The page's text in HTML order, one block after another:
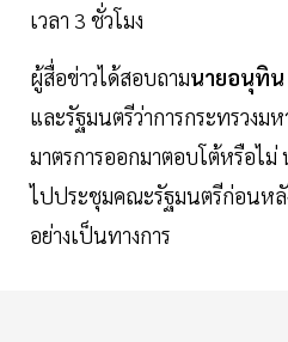
เวลา 3 ชั่วโมง
ผู้สื่อข่าวได้สอบถามนายอนุทิน
และรัฐมนตรีว่าการกระทรวงม
มาตรการออกมาตอบโต้หรือไม่
ไปประชุมคณะรัฐมนตรีก่อนหลั
อย่างเป็นทางการ